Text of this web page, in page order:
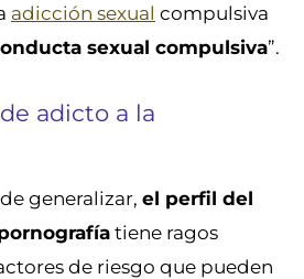
adicción sexual compulsiva
sexual compulsiva”.
adicto a la
generalizar, el perfil del
tiene ragos
de riesgo que pueden